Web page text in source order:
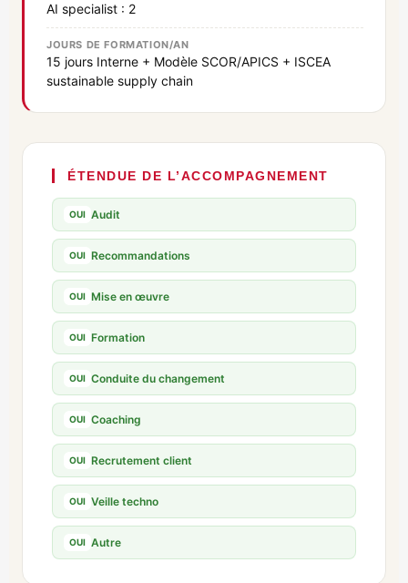
AI specialist : 2
JOURS DE FORMATION/AN
15 jours Interne + Modèle SCOR/APICS + ISCEA
sustainable supply chain
ÉTENDUE DE L’ACCOMPAGNEMENT
OUI Audit
OUI Recommandations
OUI Mise en œuvre
OUI Formation
OUI Conduite du changement
OUI Coaching
OUI Recrutement client
OUI Veille techno
OUI Autre